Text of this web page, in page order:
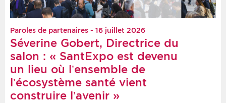
Paroles de partenaires - 16 juillet 2026
Séverine Gobert, Directrice du
salon : « SantExpo est devenu
un lieu où l’ensemble de
l’écosystème santé vient
construire l’avenir »